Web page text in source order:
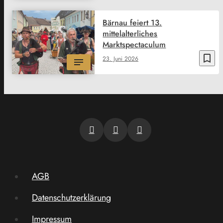
bookmark_border
23. Juni 2026
Bärnau feiert 13.
mittelalterliches
Marktspectaculum
AGB
Datenschutzerklärung
Impressum